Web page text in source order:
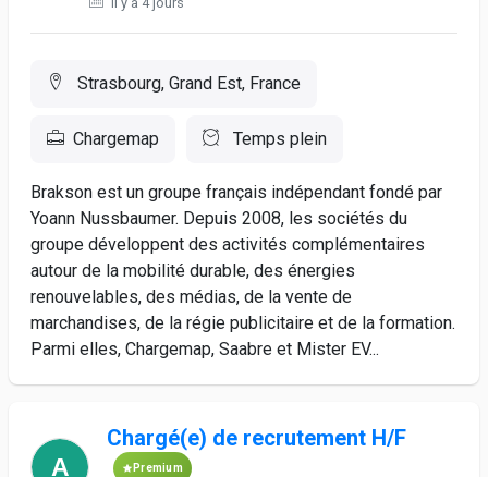
Strasbourg, Grand Est, France
Chargemap Temps plein
Brakson est un groupe français indépendant fondé par
Yoann Nussbaumer. Depuis 2008, les sociétés du
groupe développent des activités complémentaires
autour de la mobilité durable, des énergies
renouvelables, des médias, de la vente de
marchandises, de la régie publicitaire et de la formation.
Parmi elles, Chargemap, Saabre et Mister EV...
Chargé(e) de recrutement H/F
Premium